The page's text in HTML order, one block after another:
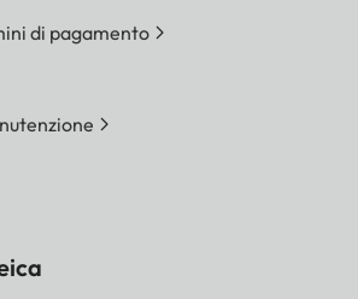
di pagamento